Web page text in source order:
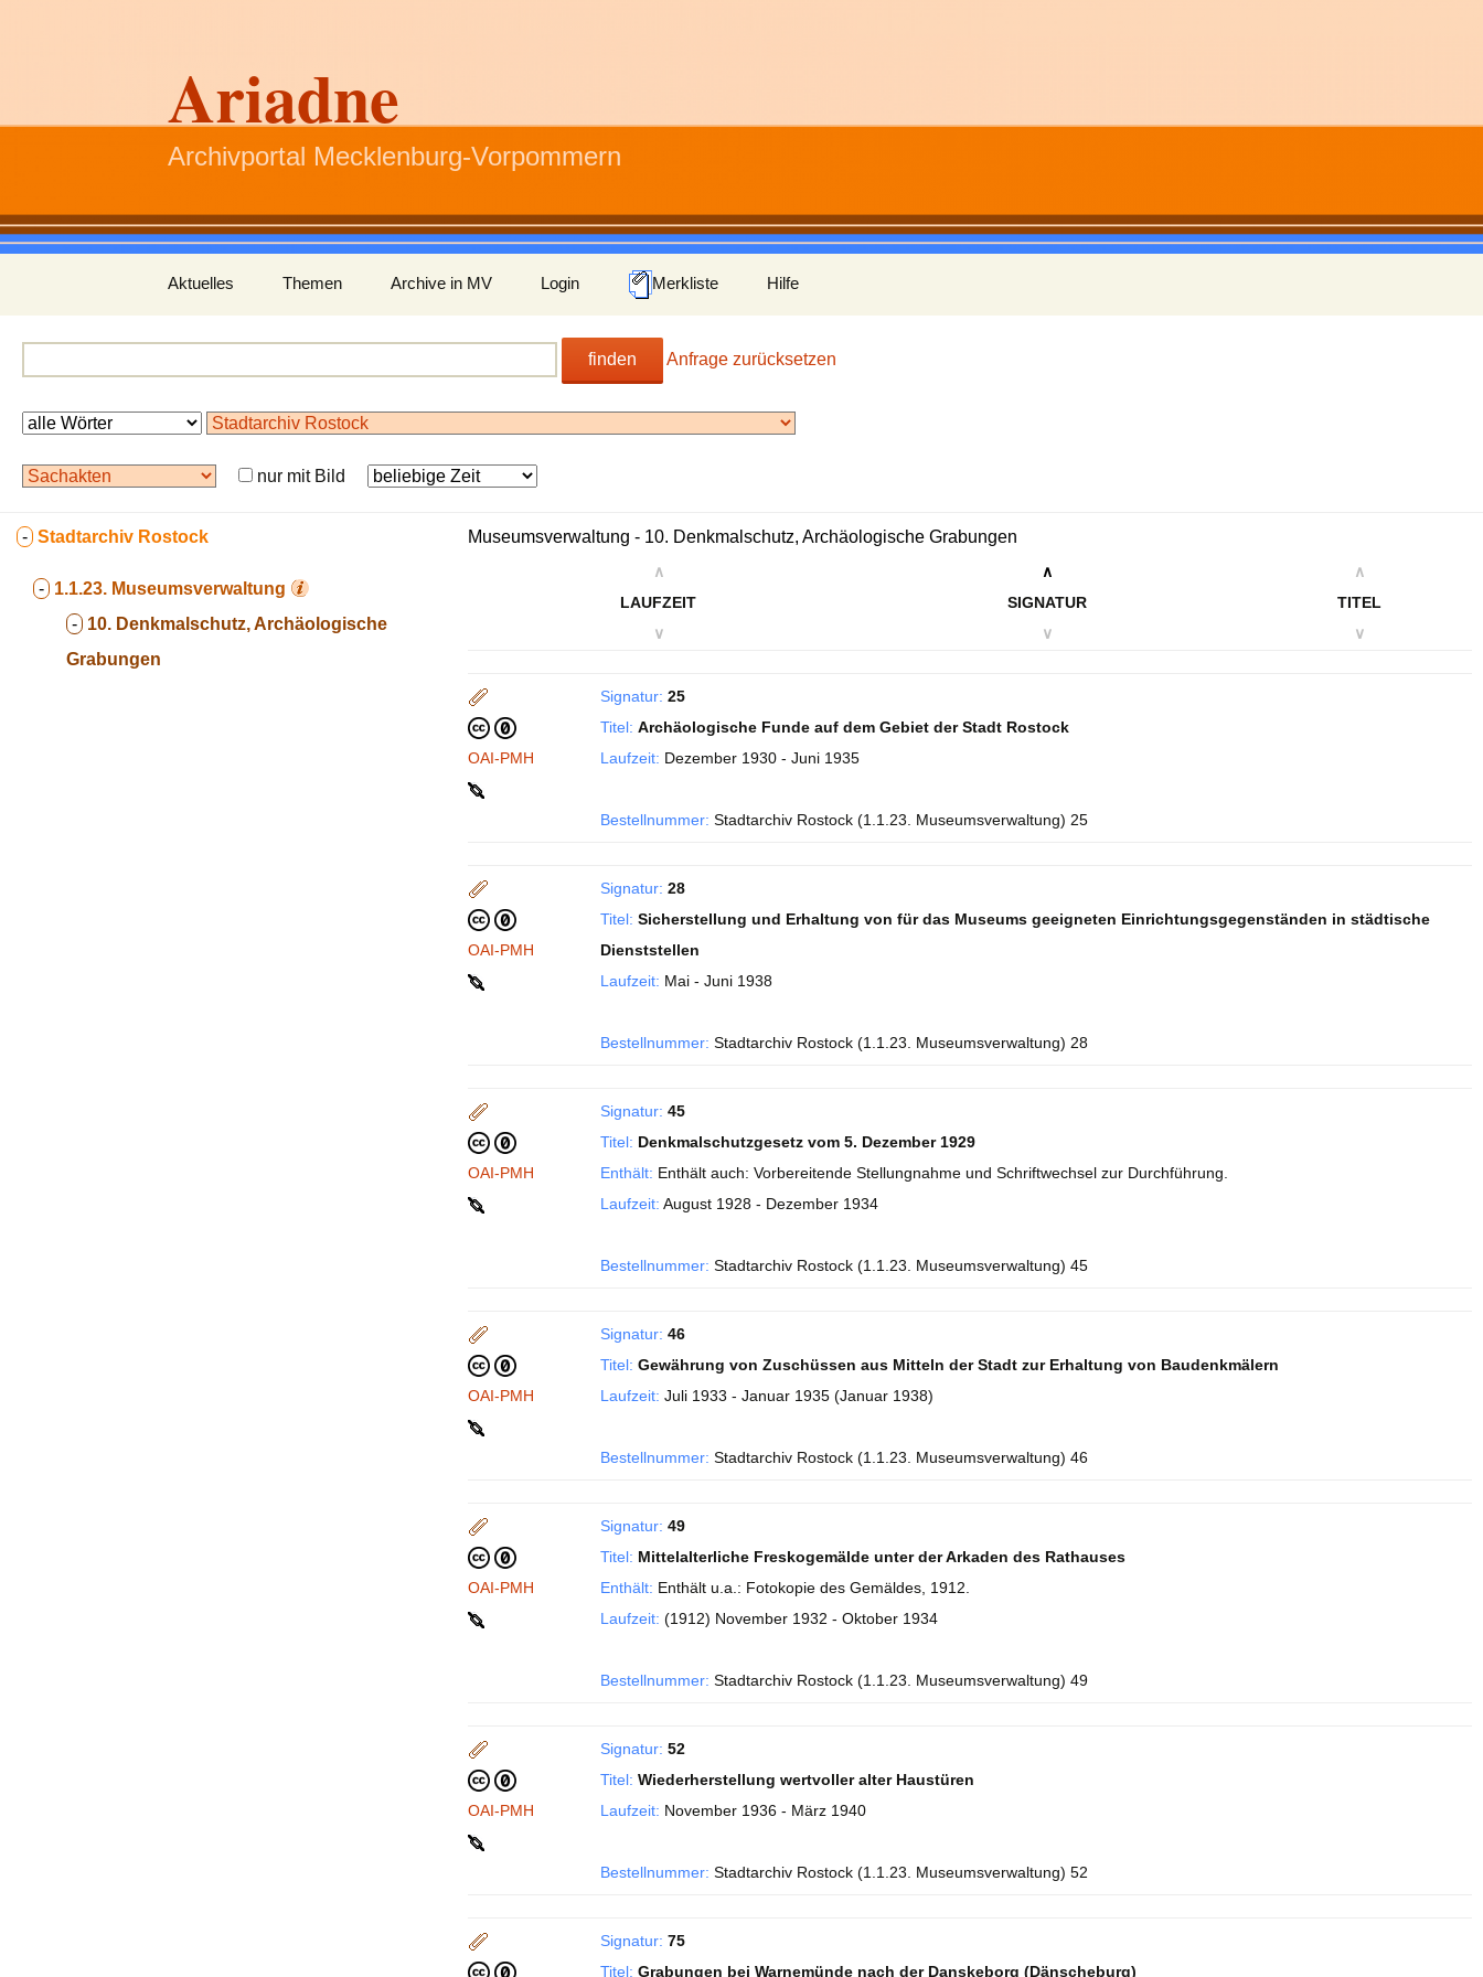
Ariadne
Archivportal Mecklenburg-Vorpommern
Inhalt
springen
Aktuelles Themen Archive in MV Login Merkliste Hilfe
finden Anfrage zurücksetzen
nur mit Bild
- Stadtarchiv Rostock
- 1.1.23. Museumsverwaltung
- 10. Denkmalschutz, Archäologische
Grabungen
Museumsverwaltung - 10. Denkmalschutz, Archäologische Grabungen
∧
LAUFZEIT
∨
∧
SIGNATUR
∨
∧
TITEL
∨
OAI-PMH
Signatur: 25
Titel: Archäologische Funde auf dem Gebiet der Stadt Rostock
Laufzeit: Dezember 1930 - Juni 1935
Bestellnummer: Stadtarchiv Rostock (1.1.23. Museumsverwaltung) 25
OAI-PMH
Signatur: 28
Titel: Sicherstellung und Erhaltung von für das Museums geeigneten Einrichtungsgegenständen in städtische
Dienststellen
Laufzeit: Mai - Juni 1938
Bestellnummer: Stadtarchiv Rostock (1.1.23. Museumsverwaltung) 28
OAI-PMH
Signatur: 45
Titel: Denkmalschutzgesetz vom 5. Dezember 1929
Enthält: Enthält auch: Vorbereitende Stellungnahme und Schriftwechsel zur Durchführung.
Laufzeit: August 1928 - Dezember 1934
Bestellnummer: Stadtarchiv Rostock (1.1.23. Museumsverwaltung) 45
OAI-PMH
Signatur: 46
Titel: Gewährung von Zuschüssen aus Mitteln der Stadt zur Erhaltung von Baudenkmälern
Laufzeit: Juli 1933 - Januar 1935 (Januar 1938)
Bestellnummer: Stadtarchiv Rostock (1.1.23. Museumsverwaltung) 46
OAI-PMH
Signatur: 49
Titel: Mittelalterliche Freskogemälde unter der Arkaden des Rathauses
Enthält: Enthält u.a.: Fotokopie des Gemäldes, 1912.
Laufzeit: (1912) November 1932 - Oktober 1934
Bestellnummer: Stadtarchiv Rostock (1.1.23. Museumsverwaltung) 49
OAI-PMH
Signatur: 52
Titel: Wiederherstellung wertvoller alter Haustüren
Laufzeit: November 1936 - März 1940
Bestellnummer: Stadtarchiv Rostock (1.1.23. Museumsverwaltung) 52
Signatur: 75
Titel: Grabungen bei Warnemünde nach der Danskeborg (Dänscheburg)